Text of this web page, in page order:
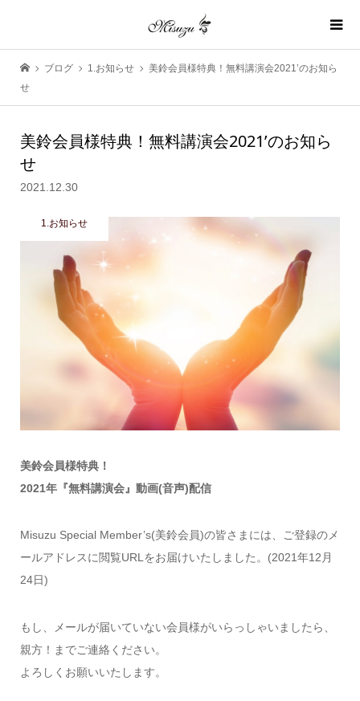
ブログ 1.お知らせ
美鈴会員様特典！無料講演会2021’のお知ら
せ
美鈴会員様特典！無料講演会2021’のお知ら
せ
2021.12.30
1.お知らせ
美鈴会員様特典！
2021年『無料講演会』動画(音声)配信
Misuzu Special Member’s(美鈴会員)の皆さまには、ご登録のメ
ールアドレスに閲覧URLをお届けいたしました。(2021年12月
24日)
もし、メールが届いていない会員様がいらっしゃいましたら、
親方！までご連絡ください。
よろしくお願いいたします。